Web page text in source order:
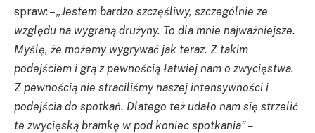
spraw: –„Jestem bardzo szczęśliwy, szczególnie ze
względu na wygraną drużyny. To dla mnie najważniejsze.
Myślę, że możemy wygrywać jak teraz. Z takim
podejściem i grą z pewnością łatwiej nam o zwycięstwa.
Z pewnością nie straciliśmy naszej intensywności i
podejścia do spotkań. Dlatego też udało nam się strzelić
te zwycięską bramkę w pod koniec spotkania” –